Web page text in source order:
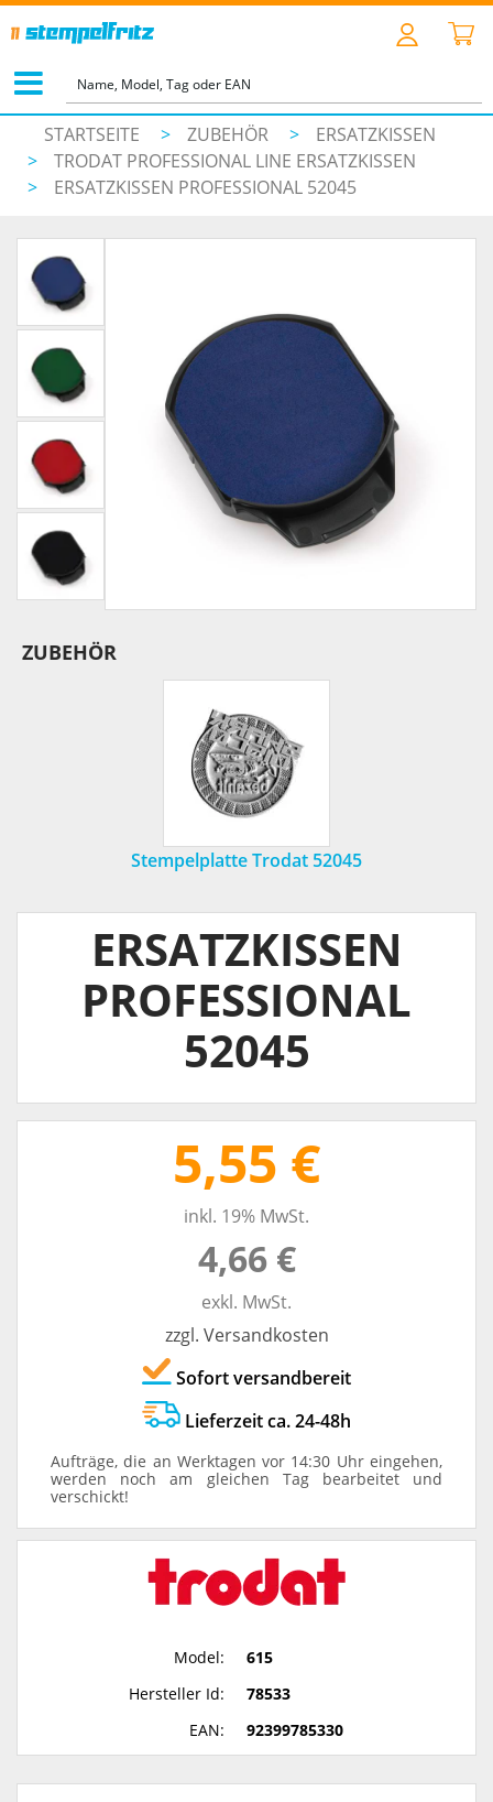
STARTSEITE > ZUBEHÖR >
ERSATZKISSEN
>
TRODAT PROFESSIONAL LINE ERSATZKISSEN
>
ERSATZKISSEN PROFESSIONAL 52045
ZUBEHÖR
Stempelplatte Trodat 52045
ERSATZKISSEN
PROFESSIONAL
52045
5,55 €
inkl. 19% MwSt.
4,66 €
exkl. MwSt.
zzgl. Versandkosten
Sofort versandbereit
Lieferzeit ca. 24-48h
Aufträge, die an Werktagen vor 14:30 Uhr eingehen,
werden noch am gleichen Tag bearbeitet und
verschickt!
Model:
615
Hersteller Id:
78533
EAN:
92399785330